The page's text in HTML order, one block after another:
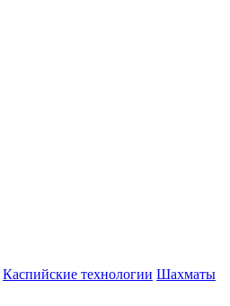
Каспийские технологии Шахматы